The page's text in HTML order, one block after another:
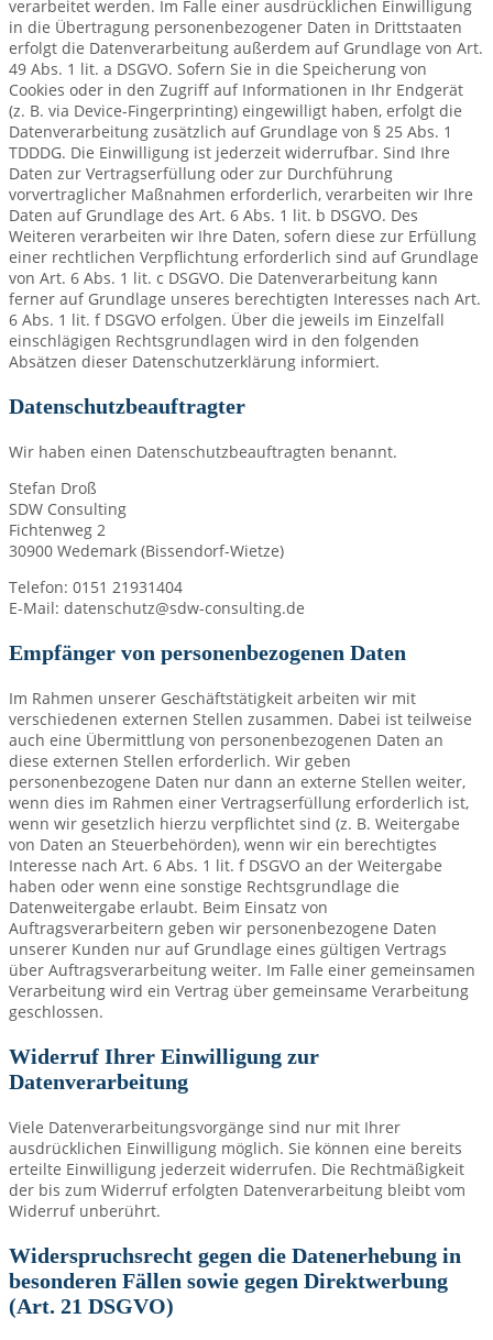
verarbeitet werden. Im Falle einer ausdrücklichen Einwilligung
in die Übertragung personenbezogener Daten in Drittstaaten
erfolgt die Datenverarbeitung außerdem auf Grundlage von Art.
49 Abs. 1 lit. a DSGVO. Sofern Sie in die Speicherung von
Cookies oder in den Zugriff auf Informationen in Ihr Endgerät
(z. B. via Device-Fingerprinting) eingewilligt haben, erfolgt die
Datenverarbeitung zusätzlich auf Grundlage von § 25 Abs. 1
TDDDG. Die Einwilligung ist jederzeit widerrufbar. Sind Ihre
Daten zur Vertragserfüllung oder zur Durchführung
vorvertraglicher Maßnahmen erforderlich, verarbeiten wir Ihre
Daten auf Grundlage des Art. 6 Abs. 1 lit. b DSGVO. Des
Weiteren verarbeiten wir Ihre Daten, sofern diese zur Erfüllung
einer rechtlichen Verpflichtung erforderlich sind auf Grundlage
von Art. 6 Abs. 1 lit. c DSGVO. Die Datenverarbeitung kann
ferner auf Grundlage unseres berechtigten Interesses nach Art.
6 Abs. 1 lit. f DSGVO erfolgen. Über die jeweils im Einzelfall
einschlägigen Rechtsgrundlagen wird in den folgenden
Absätzen dieser Datenschutzerklärung informiert.
Datenschutz­beauftragter
Wir haben einen Datenschutzbeauftragten benannt.
Stefan Droß
SDW Consulting
Fichtenweg 2
30900 Wedemark (Bissendorf-Wietze)
Telefon: 0151 21931404
E-Mail: datenschutz@sdw-consulting.de
Empfänger von personenbezogenen Daten
Im Rahmen unserer Geschäftstätigkeit arbeiten wir mit
verschiedenen externen Stellen zusammen. Dabei ist teilweise
auch eine Übermittlung von personenbezogenen Daten an
diese externen Stellen erforderlich. Wir geben
personenbezogene Daten nur dann an externe Stellen weiter,
wenn dies im Rahmen einer Vertragserfüllung erforderlich ist,
wenn wir gesetzlich hierzu verpflichtet sind (z. B. Weitergabe
von Daten an Steuerbehörden), wenn wir ein berechtigtes
Interesse nach Art. 6 Abs. 1 lit. f DSGVO an der Weitergabe
haben oder wenn eine sonstige Rechtsgrundlage die
Datenweitergabe erlaubt. Beim Einsatz von
Auftragsverarbeitern geben wir personenbezogene Daten
unserer Kunden nur auf Grundlage eines gültigen Vertrags
über Auftragsverarbeitung weiter. Im Falle einer gemeinsamen
Verarbeitung wird ein Vertrag über gemeinsame Verarbeitung
geschlossen.
Widerruf Ihrer Einwilligung zur
Datenverarbeitung
Viele Datenverarbeitungsvorgänge sind nur mit Ihrer
ausdrücklichen Einwilligung möglich. Sie können eine bereits
erteilte Einwilligung jederzeit widerrufen. Die Rechtmäßigkeit
der bis zum Widerruf erfolgten Datenverarbeitung bleibt vom
Widerruf unberührt.
Widerspruchsrecht gegen die Datenerhebung in
besonderen Fällen sowie gegen Direktwerbung
(Art. 21 DSGVO)